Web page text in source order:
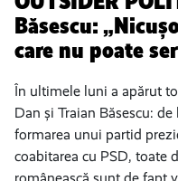
Băsescu:
care nu poate
În ultimele luni a apărut
Dan și Traian Băsescu:
formarea unui partid
coabitarea cu PSD, toate